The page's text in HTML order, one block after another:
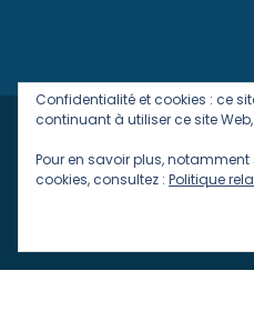
Designed with in Italy
& Powered by
Confidentialité et cookies : ce
continuant à utiliser ce site
Pour en savoir plus,
cookies, consultez : Politique